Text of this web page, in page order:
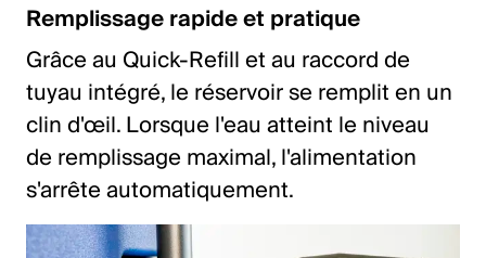
Remplissage rapide et pratique
Grâce au Quick-Refill et au raccord de
tuyau intégré, le réservoir se remplit en un
clin d'œil. Lorsque l'eau atteint le niveau
de remplissage maximal, l'alimentation
s'arrête automatiquement.